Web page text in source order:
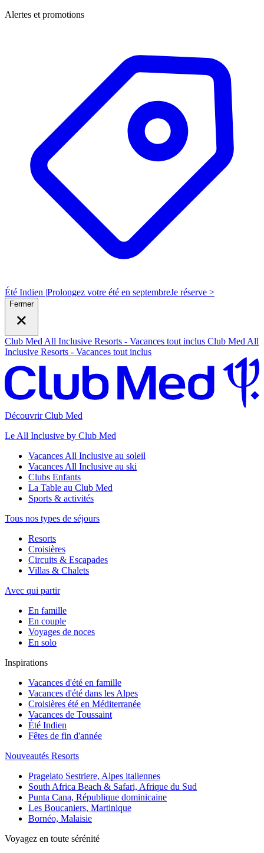
Alertes et promotions
Été Indien |Prolongez votre été en septembreJe réserve >
Fermer
Club Med All Inclusive Resorts - Vacances tout inclus Club Med All
Inclusive Resorts - Vacances tout inclus
Découvrir Club Med
Le All Inclusive by Club Med
Vacances All Inclusive au soleil
Vacances All Inclusive au ski
Clubs Enfants
La Table au Club Med
Sports & activités
Tous nos types de séjours
Resorts
Croisières
Circuits & Escapades
Villas & Chalets
Avec qui partir
En famille
En couple
Voyages de noces
En solo
Inspirations
Vacances d'été en famille
Vacances d'été dans les Alpes
Croisières été en Méditerranée
Vacances de Toussaint
Été Indien
Fêtes de fin d'année
Nouveautés Resorts
Pragelato Sestriere, Alpes italiennes
South Africa Beach & Safari, Afrique du Sud
Punta Cana, République dominicaine
Les Boucaniers, Martinique
Bornéo, Malaisie
Voyagez en toute sérénité